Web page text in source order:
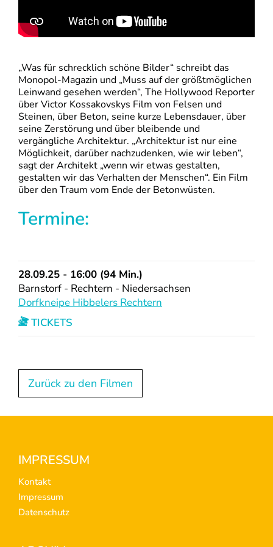
„Was für schrecklich schöne Bilder“ schreibt das
Monopol-Magazin und „Muss auf der größtmöglichen
Leinwand gesehen werden“, The Hollywood Reporter
über Victor Kossakovskys Film von Felsen und
Steinen, über Beton, seine kurze Lebensdauer, über
seine Zerstörung und über bleibende und
vergängliche Architektur. „Architektur ist nur eine
Möglichkeit, darüber nachzudenken, wie wir leben“,
sagt der Architekt „wenn wir etwas gestalten,
gestalten wir das Verhalten der Menschen“. Ein Film
über den Traum vom Ende der Betonwüsten.
Termine:
28.09.25 - 16:00 (94 Min.)
Barnstorf - Rechtern - Niedersachsen
Dorfkneipe Hibbelers Rechtern
TICKETS
Zurück zu den Filmen
Footer
IMPRESSUM
Kontakt
Impressum
Datenschutz